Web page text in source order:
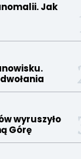
Jak
wyruszyło
Górę